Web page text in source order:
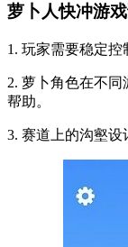
萝卜人快冲游
1. 玩家需要稳定控
2. 萝卜角色在不
帮助。
3. 赛道上的沟壑设